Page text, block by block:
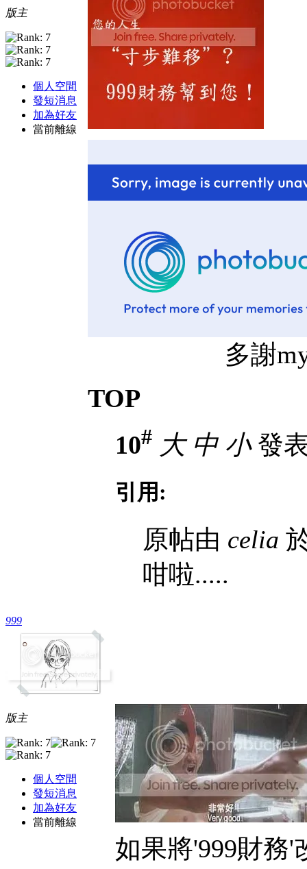
版主
個人空間
發短消息
加為好友
當前離線
多謝mythz創
TOP
999
版主
個人空間
發短消息
加為好友
當前離線
10# 大 中 小發
引用:
原帖由 celia
咁啦.....
如果將'999財務